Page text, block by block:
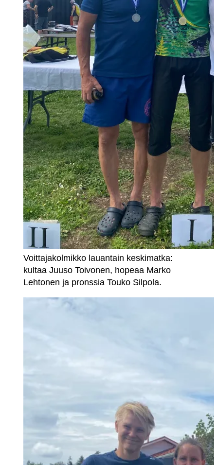
Voittajakolmikko lauantain keskimatka:
kultaa Juuso Toivonen, hopeaa Marko
Lehtonen ja pronssia Touko Silpola.